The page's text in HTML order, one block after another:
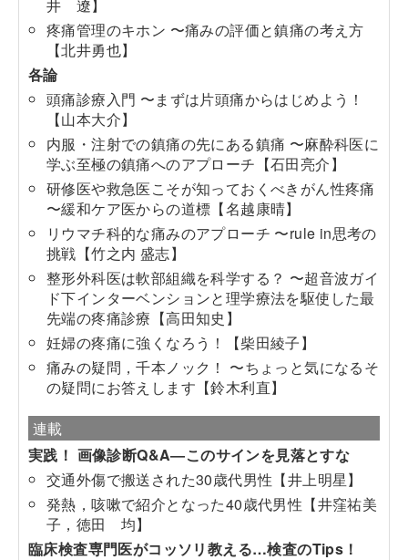
井 遼】
疼痛管理のキホン 〜痛みの評価と鎮痛の考え方
【北井勇也】
各論
頭痛診療入門 〜まずは片頭痛からはじめよう！
【山本大介】
内服・注射での鎮痛の先にある鎮痛 〜麻酔科医に
学ぶ至極の鎮痛へのアプローチ【石田亮介】
研修医や救急医こそが知っておくべきがん性疼痛
〜緩和ケア医からの道標【名越康晴】
リウマチ科的な痛みのアプローチ 〜rule in思考の
挑戦【竹之内 盛志】
整形外科医は軟部組織を科学する？ 〜超音波ガイ
ド下インターベンションと理学療法を駆使した最
先端の疼痛診療【高田知史】
妊婦の疼痛に強くなろう！【柴田綾子】
痛みの疑問，千本ノック！ 〜ちょっと気になるそ
の疑問にお答えします【鈴木利直】
連載
実践！ 画像診断Q&A―このサインを見落とすな
交通外傷で搬送された30歳代男性【井上明星】
発熱，咳嗽で紹介となった40歳代男性【井窪祐美
子，徳田 均】
臨床検査専門医がコッソリ教える…検査のTips！